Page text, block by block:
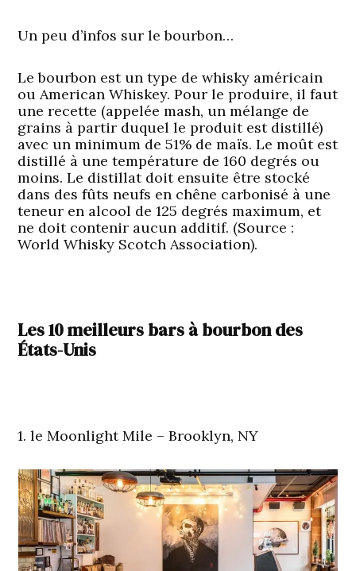
Un peu d’infos sur le bourbon…
Le bourbon est un type de whisky américain
ou American Whiskey. Pour le produire, il faut
une recette (appelée mash, un mélange de
grains à partir duquel le produit est distillé)
avec un minimum de 51% de maïs. Le moût est
distillé à une température de 160 degrés ou
moins. Le distillat doit ensuite être stocké
dans des fûts neufs en chêne carbonisé à une
teneur en alcool de 125 degrés maximum, et
ne doit contenir aucun additif. (Source :
World Whisky Scotch Association).
Les 10 meilleurs bars à bourbon des
États-Unis
1. le Moonlight Mile – Brooklyn, NY